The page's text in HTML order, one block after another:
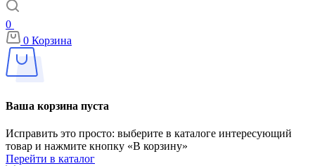
0
0 Корзина
Ваша корзина пуста
Исправить это просто: выберите в каталоге интересующий
товар и нажмите кнопку «В корзину»
Перейти в каталог